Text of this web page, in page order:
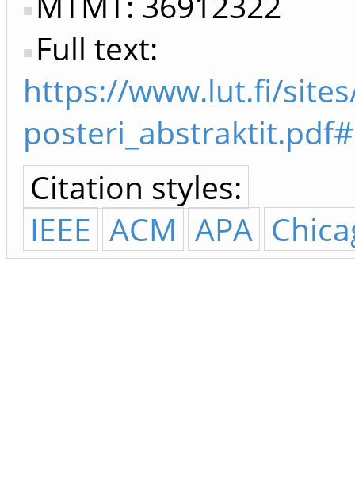
Full text:
https://www.lut.fi/
Citation styles:
IEEE ACM APA